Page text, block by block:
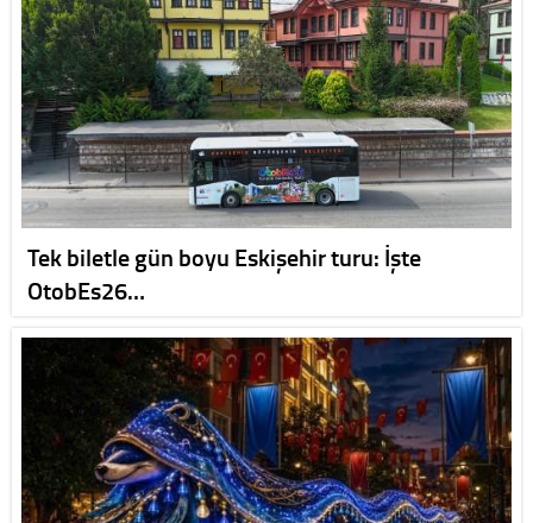
Tek biletle gün boyu Eskişehir turu: İşte
OtobEs26…